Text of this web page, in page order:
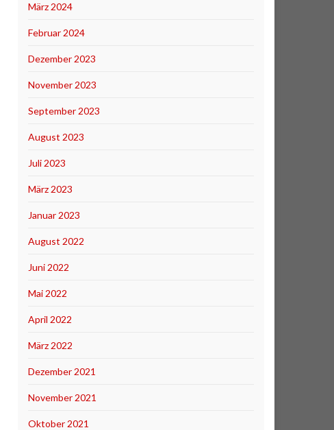
März 2024
Februar 2024
Dezember 2023
November 2023
September 2023
August 2023
Juli 2023
März 2023
Januar 2023
August 2022
Juni 2022
Mai 2022
April 2022
März 2022
Dezember 2021
November 2021
Oktober 2021